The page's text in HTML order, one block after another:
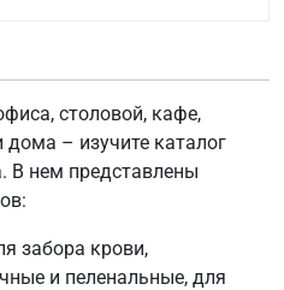
столовой, кафе,
– изучите каталог
В нем представлены
забора крови,
и пеленальные, для